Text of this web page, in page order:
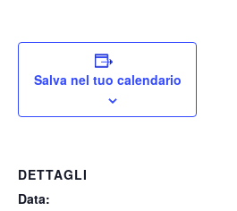
Salva nel tuo calendario
DETTAGLI
Data: